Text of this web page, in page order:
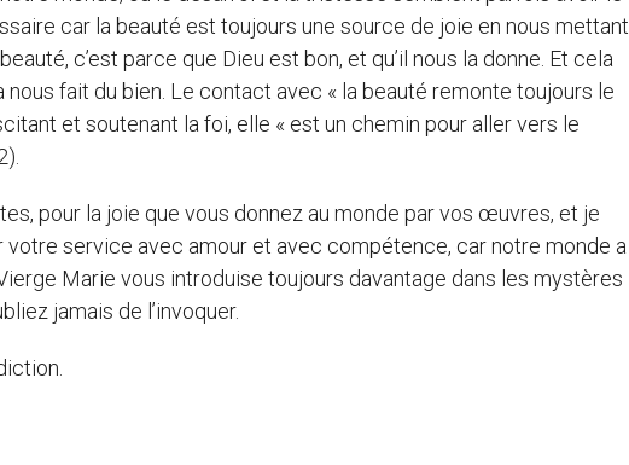
car la beauté est toujours une source de joie en nous mettant
c’est parce que Dieu est bon, et qu’il nous la donne. Et cela
fait du bien. Le contact avec « la beauté remonte toujours le
et soutenant la foi, elle « est un chemin pour aller vers le
pour la joie que vous donnez au monde par vos œuvres, et je
votre service avec amour et avec compétence, car notre monde a
Marie vous introduise toujours davantage dans les mystères
jamais de l’invoquer.